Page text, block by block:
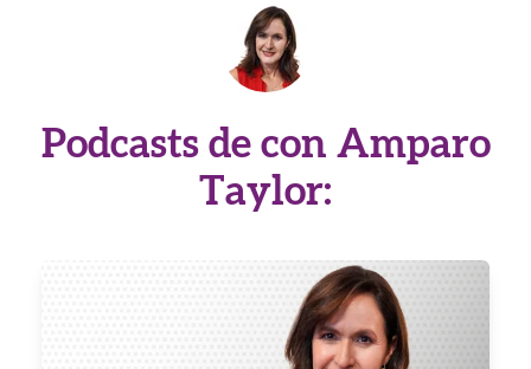
Podcasts de con Amparo
Taylor: